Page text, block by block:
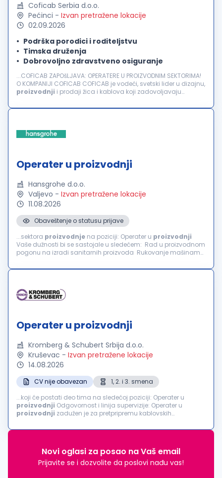
Coficab Serbia d.o.o.
Pećinci - Izvan pretražene lokacije
02.09.2026
Podrška porodici i roditeljstvu
Timska druženja
Dobrovoljno zdravstveno osiguranje
...COFICAB ZAPOšLJAVA: OPERATERE U PROIZVODNIM SEKTORIMA!
O KOMPANIJI COFICAB COFICAB je vodeći, svetski lider u dizajnu,
proizvodnji i prodaji žica i kablova koji zadovoljavaju
COFICAB...
Operater u proizvodnji
Hansgrohe d.o.o.
Valjevo - Izvan pretražene lokacije
11.08.2026
Obaveštenje o statusu prijave
...sektora proizvodnje na poziciji: Operater u proizvodnji
Vaše dužnosti bi se sastojale u sledećem: Rad u proizvodnom
pogonu na izradi sanitarnih proizvoda Rukovanje mašinama
podešavanje...
Operater u proizvodnji
Kromberg & Schubert Srbija d.o.o.
Kruševac - Izvan pretražene lokacije
14.08.2026
CV nije obavezan
1, 2. i 3. smena
...koji će postati deo tima na sledećoj poziciji: Operater u
proizvodnji
Odgovornost i linija supervizije: Operater u
proizvodnji zadužen je za pretpripremu kablovskih
poluproizvoda. Obavlja poslove vezane...
Novi oglasi za posao na Vaš email
Prijavite se i dozvolite da poslovi nađu vas!